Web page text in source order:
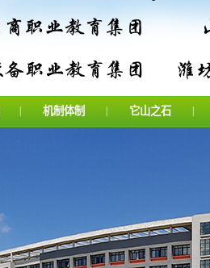
机制体制 它山之石